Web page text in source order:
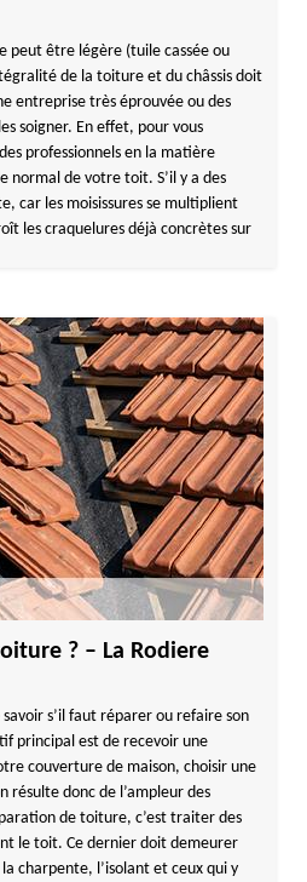
peut être légère (tuile cassée ou
de la toiture et du châssis doit
entreprise très éprouvée ou des
soigner. En effet, pour vous
professionnels en la matière
normal de votre toit. S’il y a des
car les moisissures se multiplient
les craquelures déjà concrètes sur
? – La Rodiere
s’il faut réparer ou refaire son
principal est de recevoir une
couverture de maison, choisir une
donc de l’ampleur des
de toiture, c’est traiter des
le toit. Ce dernier doit demeurer
charpente, l’isolant et ceux qui y